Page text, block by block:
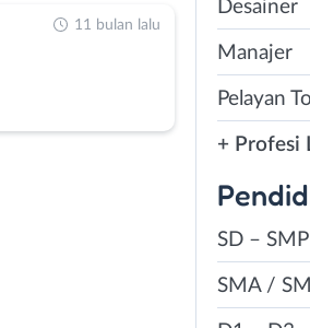
11 bulan lalu
Desainer
Manajer
Pelayan
+ Profesi
SD – SMP
SMA /